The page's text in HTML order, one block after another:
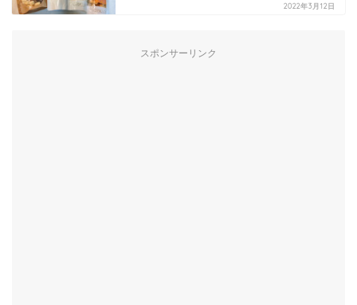
2022年3月12日
スポンサーリンク